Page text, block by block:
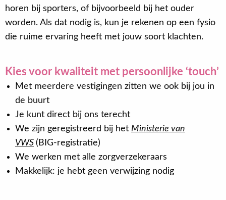
horen bij sporters, of bijvoorbeeld bij het ouder
worden. Als dat nodig is, kun je rekenen op een fysio
die ruime ervaring heeft met jouw soort klachten.
Kies voor kwaliteit met persoonlijke ‘touch’
Met meerdere vestigingen zitten we ook bij jou in
de buurt
Je kunt direct bij ons terecht
We zijn geregistreerd bij het Ministerie van
VWS (BIG-registratie)
We werken met alle zorgverzekeraars
Makkelijk: je hebt geen verwijzing nodig